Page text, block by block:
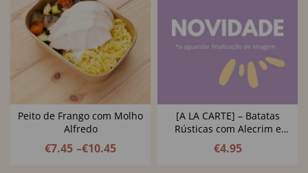
Peito de Frango com Molho
Alfredo
€7.45 –€10.45
[A LA CARTE] – Batatas
Rústicas com Alecrim e
Azeitonas
€4.95